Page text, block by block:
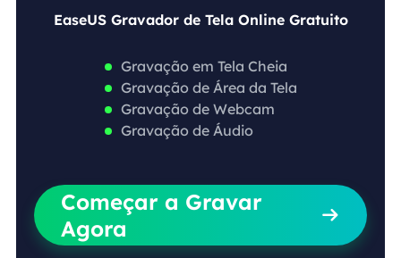
EaseUS Gravador de Tela Online Gratuito
Gravação em Tela Cheia
Gravação de Área da Tela
Gravação de Webcam
Gravação de Áudio
Começar a Gravar
Agora
